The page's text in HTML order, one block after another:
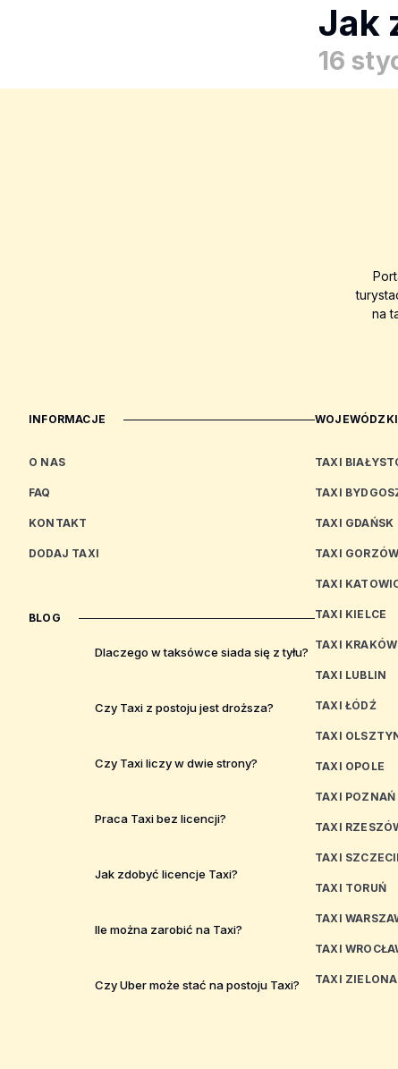
Jak
16
na
INFORMACJE
O NAS
FAQ
KONTAKT
DODAJ TAXI
BLOG
Dlaczego w taksówce siada się z tyłu?
Czy Taxi z postoju jest droższa?
Czy Taxi liczy w dwie strony?
Praca Taxi bez licencji?
Jak zdobyć licencje Taxi?
Ile można zarobić na Taxi?
Czy Uber może stać na postoju Taxi?
TAXI
TAXI
TAXI GDAŃSK
TAXI
TAXI
TAXI KIELCE
TAXI KRAKÓW
TAXI LUBLIN
TAXI ŁÓDŹ
TAXI
TAXI OPOLE
TAXI POZNAŃ
TAXI
TAXI
TAXI TORUŃ
TAXI
TAXI
TAXI